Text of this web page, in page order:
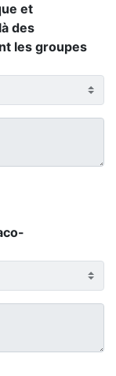
et
des
les groupes